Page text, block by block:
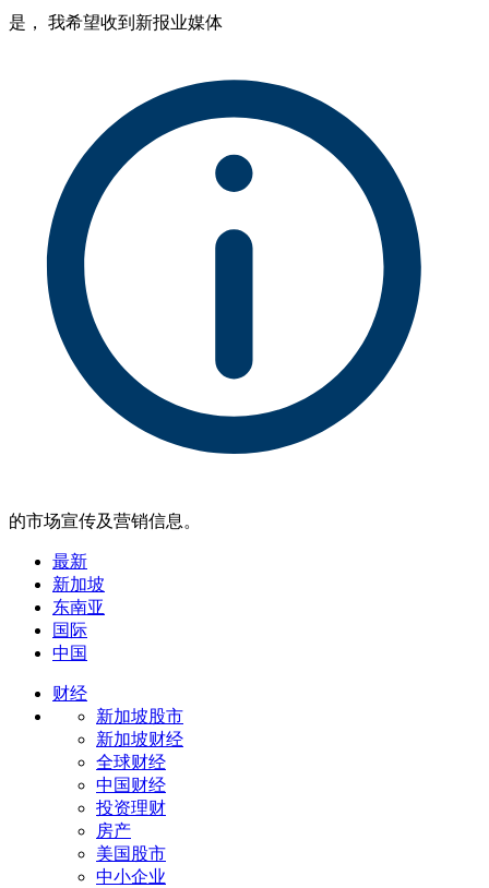
是， 我希望收到新报业媒体
的市场宣传及营销信息。
最新
新加坡
东南亚
国际
中国
财经
新加坡股市
新加坡财经
全球财经
中国财经
投资理财
房产
美国股市
中小企业